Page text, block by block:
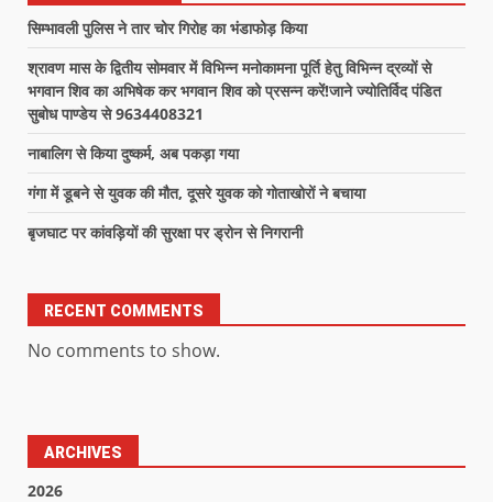
सिम्भावली पुलिस ने तार चोर गिरोह का भंडाफोड़ किया
श्रावण मास के द्वितीय सोमवार में विभिन्न मनोकामना पूर्ति हेतु विभिन्न द्रव्यों से
भगवान शिव का अभिषेक कर भगवान शिव को प्रसन्न करें!जाने ज्योतिर्विद पंडित
सुबोध पाण्डेय से 9634408321
नाबालिग से किया दुष्कर्म, अब पकड़ा गया
गंगा में डूबने से युवक की मौत, दूसरे युवक को गोताखोरों ने बचाया
बृजघाट पर कांवड़ियों की सुरक्षा पर ड्रोन से निगरानी
RECENT COMMENTS
No comments to show.
ARCHIVES
2026